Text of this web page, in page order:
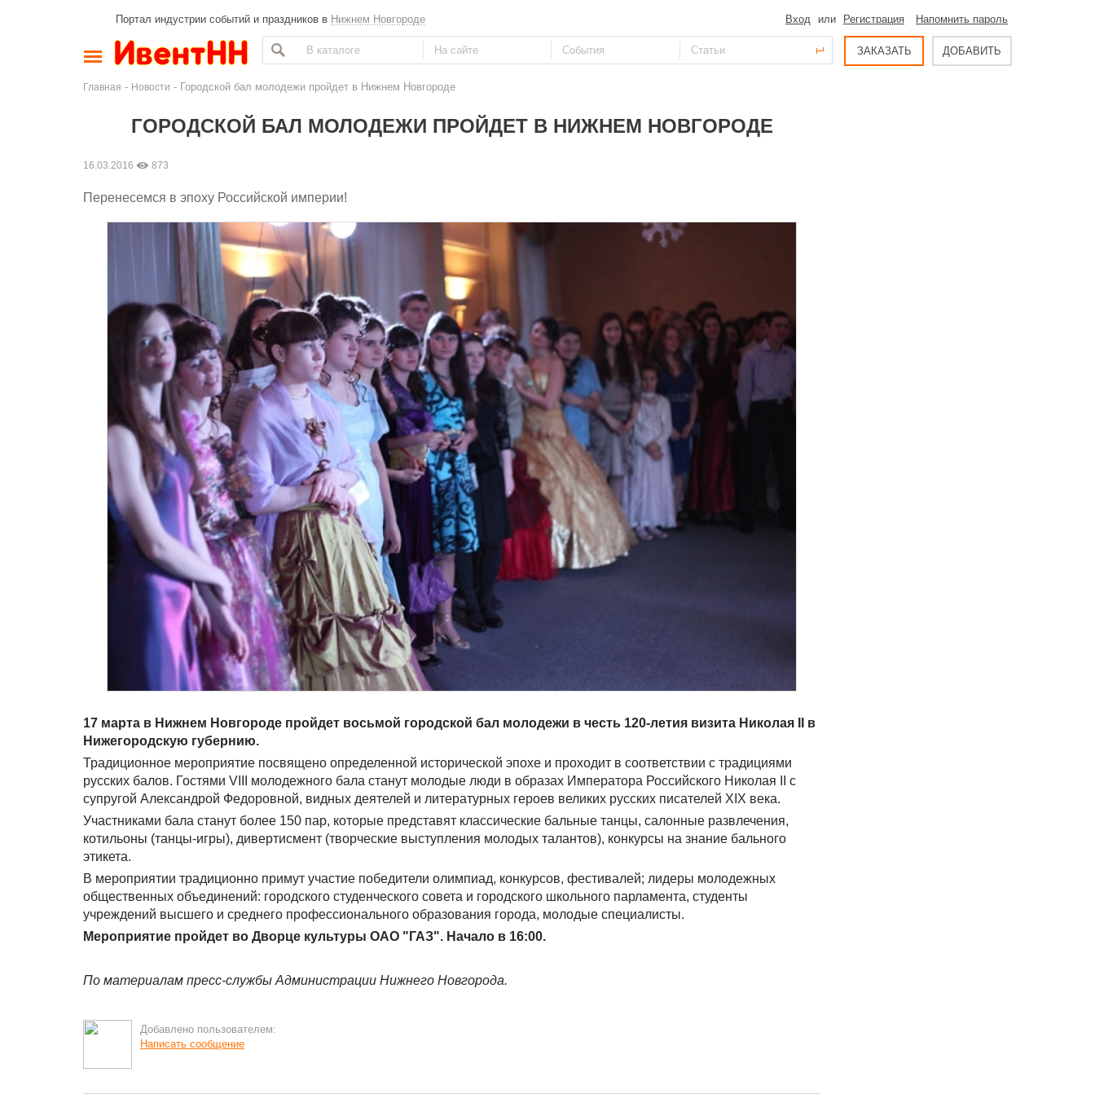
Портал индустрии событий и праздников в Нижнем Новгороде Вход или Регистрация Напомнить пароль
ЗАКАЗАТЬ ДОБАВИТЬ
Главная - Новости - Городской бал молодежи пройдет в Нижнем Новгороде
ГОРОДСКОЙ БАЛ МОЛОДЕЖИ ПРОЙДЕТ В НИЖНЕМ НОВГОРОДЕ
16.03.2016 873
Перенесемся в эпоху Российской империи!
17 марта в Нижнем Новгороде пройдет восьмой городской бал молодежи в честь 120-летия визита Николая II в
Нижегородскую губернию.
Традиционное мероприятие посвящено определенной исторической эпохе и проходит в соответствии с традициями
русских балов. Гостями VIII молодежного бала станут молодые люди в образах Императора Российского Николая II с
супругой Александрой Федоровной, видных деятелей и литературных героев великих русских писателей XIX века.
Участниками бала станут более 150 пар, которые представят классические бальные танцы, салонные развлечения,
котильоны (танцы-игры), дивертисмент (творческие выступления молодых талантов), конкурсы на знание бального
этикета.
В мероприятии традиционно примут участие победители олимпиад, конкурсов, фестивалей; лидеры молодежных
общественных объединений: городского студенческого совета и городского школьного парламента, студенты
учреждений высшего и среднего профессионального образования города, молодые специалисты.
Мероприятие пройдет во Дворце культуры ОАО "ГАЗ". Начало в 16:00.
По материалам пресс-службы Администрации Нижнего Новгорода.
Добавлено пользователем:
Написать сообщение